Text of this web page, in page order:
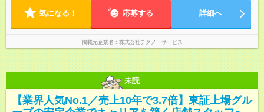
気になる！ 応募する 詳細へ
掲載元企業名 株式会社テクノ・サービス
未読
【業界人気No.1／売上10年で3.7倍】東証上場グル